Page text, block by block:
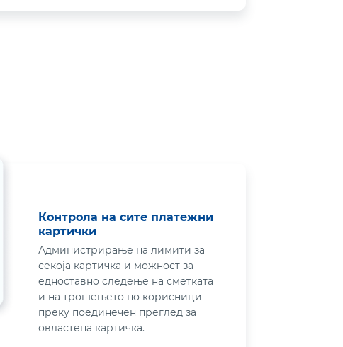
Контрола на сите платежни
картички
Администрирање на лимити за
секоја картичка и можност за
едноставно следење на сметката
и на трошењето по корисници
преку поединечен преглед за
овластена картичка.